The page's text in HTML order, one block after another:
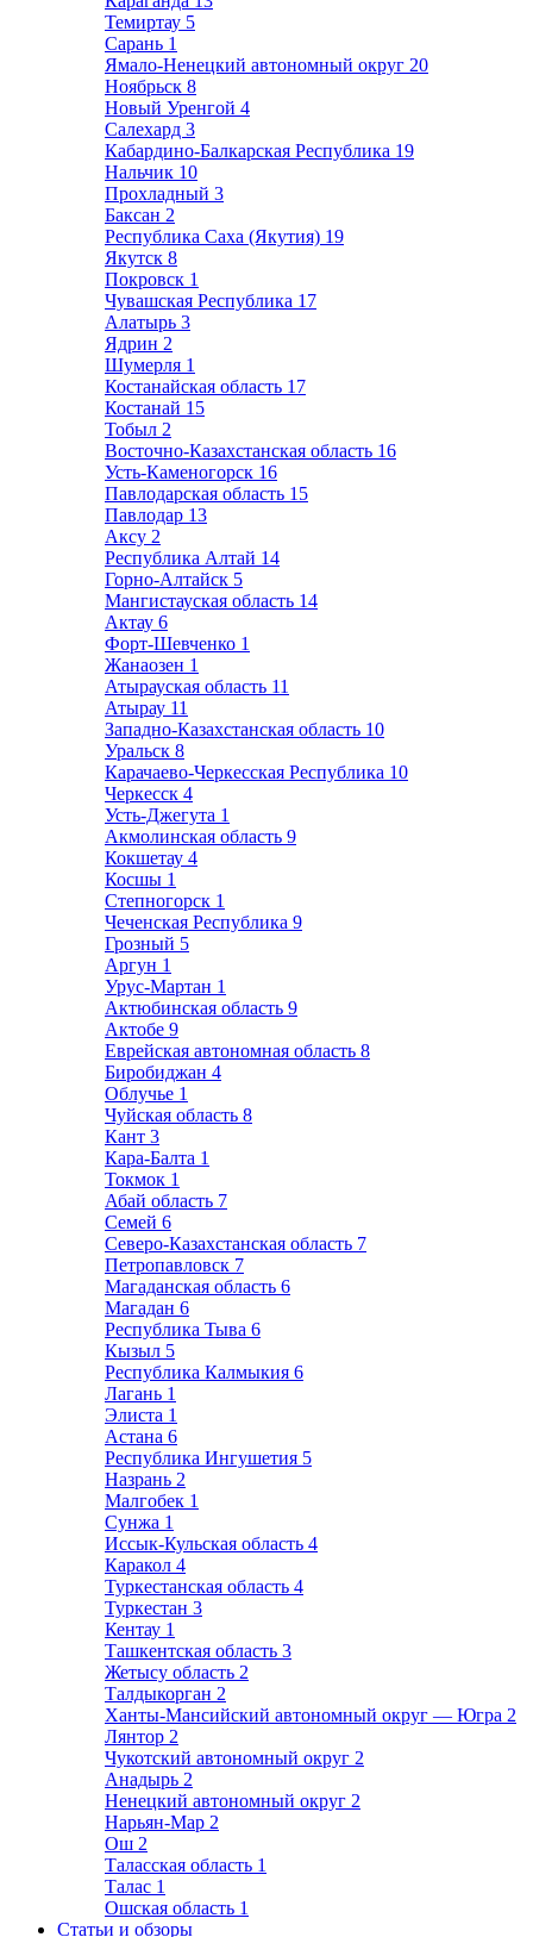
Темиртау 5
Сарань 1
Ямало-Ненецкий автономный округ 20
Ноябрьск 8
Новый Уренгой 4
Салехард 3
Кабардино-Балкарская Республика 19
Нальчик 10
Прохладный 3
Баксан 2
Республика Саха (Якутия) 19
Якутск 8
Покровск 1
Чувашская Республика 17
Алатырь 3
Ядрин 2
Шумерля 1
Костанайская область 17
Костанай 15
Тобыл 2
Восточно-Казахстанская область 16
Усть-Каменогорск 16
Павлодарская область 15
Павлодар 13
Аксу 2
Республика Алтай 14
Горно-Алтайск 5
Мангистауская область 14
Актау 6
Форт-Шевченко 1
Жанаозен 1
Атырауская область 11
Атырау 11
Западно-Казахстанская область 10
Уральск 8
Карачаево-Черкесская Республика 10
Черкесск 4
Усть-Джегута 1
Акмолинская область 9
Кокшетау 4
Косшы 1
Степногорск 1
Чеченская Республика 9
Грозный 5
Аргун 1
Урус-Мартан 1
Актюбинская область 9
Актобе 9
Еврейская автономная область 8
Биробиджан 4
Облучье 1
Чуйская область 8
Кант 3
Кара-Балта 1
Токмок 1
Абай область 7
Семей 6
Северо-Казахстанская область 7
Петропавловск 7
Магаданская область 6
Магадан 6
Республика Тыва 6
Кызыл 5
Республика Калмыкия 6
Лагань 1
Элиста 1
Астана 6
Республика Ингушетия 5
Назрань 2
Малгобек 1
Сунжа 1
Иссык-Кульская область 4
Каракол 4
Туркестанская область 4
Туркестан 3
Кентау 1
Ташкентская область 3
Жетысу область 2
Талдыкорган 2
Ханты-Мансийский автономный округ — Югра 2
Лянтор 2
Чукотский автономный округ 2
Анадырь 2
Ненецкий автономный округ 2
Нарьян-Мар 2
Ош 2
Таласская область 1
Талас 1
Ошская область 1
Статьи и обзоры